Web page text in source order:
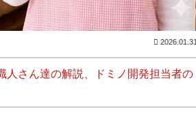
2026.01.31
人さん達の解説、ドミノ開発担当者の